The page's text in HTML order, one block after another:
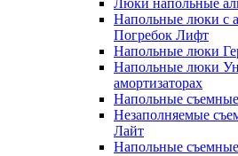
Люки напольные
Напольные люки с
Погребок Лифт
Напольные люки
Напольные люки
амортизаторах
Напольные
Незаполняемые
Лайт
Напольные